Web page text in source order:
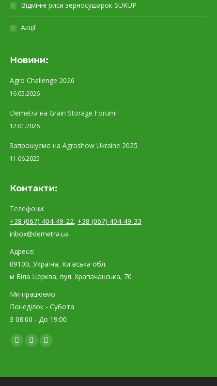
Відмінні риси зерносушарок SUKUP
Акції
Новини:
Agro Challenge 2026
16.05.2026
Demetra на Grain Storage Forum!
12.01.2026
Запрошуємо на Agroshow Ukraine 2025
11.06.2025
Контакти:
Телефони:
+38 (067) 404-49-22, +38 (067) 404-49-33
inbox@demetra.ua
Адреса:
09100, Україна, Київська обл.
м Біла Церква, вул. Храпачанська, 70
Ми працюємо:
Понеділок - Субота
З 08:00 - До 19:00
Find us on:
Facebook
YouTubeInstagram